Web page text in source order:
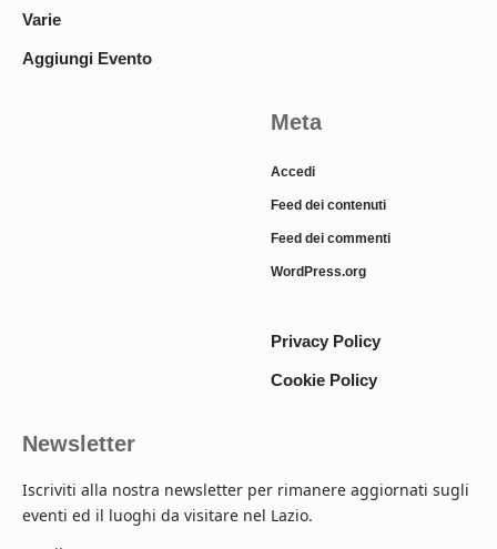
Varie
Aggiungi Evento
Meta
Accedi
Feed dei contenuti
Feed dei commenti
WordPress.org
Privacy Policy
Cookie Policy
Newsletter
Iscriviti alla nostra newsletter per rimanere aggiornati sugli
eventi ed il luoghi da visitare nel Lazio.